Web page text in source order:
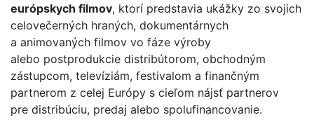
európskych filmov, ktorí predstavia ukážky zo svojich
celovečerných hraných, dokumentárnych
a animovaných filmov vo fáze výroby
alebo postprodukcie distribútorom, obchodným
zástupcom, televíziám, festivalom a finančným
partnerom z celej Európy s cieľom nájsť partnerov
pre distribúciu, predaj alebo spolufinancovanie.